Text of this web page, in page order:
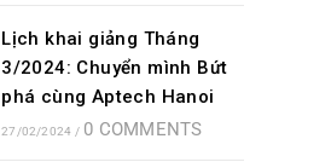
Lịch khai giảng Tháng
3/2024: Chuyển mình Bứt
phá cùng Aptech Hanoi
27/02/2024 / 0 COMMENTS